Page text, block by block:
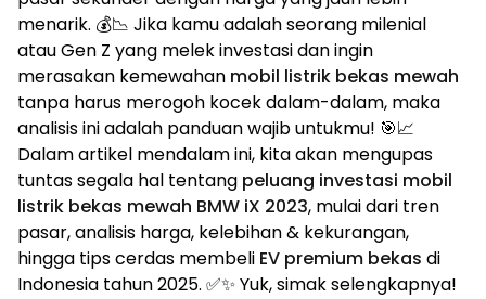
menarik. 💰📉 Jika kamu adalah seorang milenial
atau Gen Z yang melek investasi dan ingin
merasakan kemewahan mobil listrik bekas mewah
tanpa harus merogoh kocek dalam-dalam, maka
analisis ini adalah panduan wajib untukmu! 🎯📈
Dalam artikel mendalam ini, kita akan mengupas
tuntas segala hal tentang peluang investasi mobil
listrik bekas mewah BMW iX 2023, mulai dari tren
pasar, analisis harga, kelebihan & kekurangan,
hingga tips cerdas membeli EV premium bekas di
Indonesia tahun 2025. ✅✨ Yuk, simak selengkapnya!